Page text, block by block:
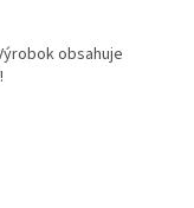
obsahuje